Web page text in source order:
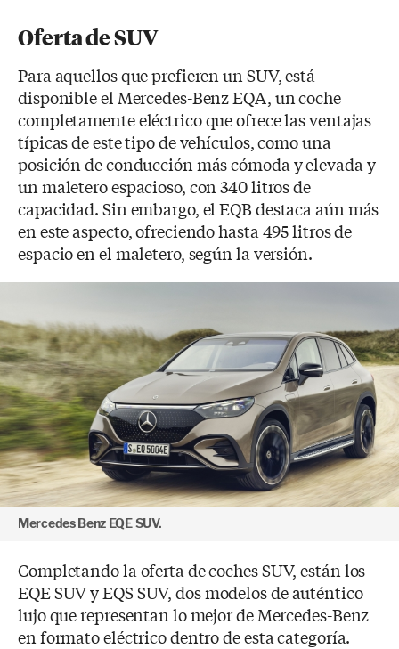
Oferta de SUV
Para aquellos que prefieren un SUV, está
disponible el Mercedes-Benz EQA, un coche
completamente eléctrico que ofrece las ventajas
típicas de este tipo de vehículos, como una
posición de conducción más cómoda y elevada y
un maletero espacioso, con 340 litros de
capacidad. Sin embargo, el EQB destaca aún más
en este aspecto, ofreciendo hasta 495 litros de
espacio en el maletero, según la versión.
Mercedes Benz EQE SUV.
Completando la oferta de coches SUV, están los
EQE SUV y EQS SUV, dos modelos de auténtico
lujo que representan lo mejor de Mercedes-Benz
en formato eléctrico dentro de esta categoría.